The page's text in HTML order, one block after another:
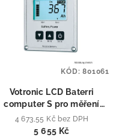
Votronic LCD Baterri
computer S pro měření
stavu baterie LCD 200S
4 673,55 Kč bez DPH
5 655 Kč
KÓD:801061